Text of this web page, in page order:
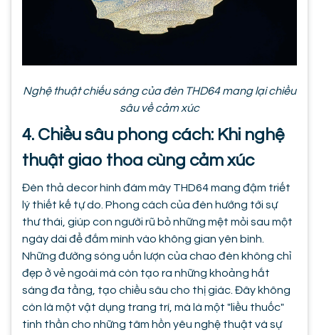
Nghệ thuật chiếu sáng của đèn THD64 mang lại chiều
sâu về cảm xúc
4. Chiều sâu phong cách: Khi nghệ
thuật giao thoa cùng cảm xúc
Đèn thả decor hình đám mây THD64 mang đậm triết
lý thiết kế tự do. Phong cách của đèn hướng tới sự
thư thái, giúp con người rũ bỏ những mệt mỏi sau một
ngày dài để đắm mình vào không gian yên bình.
Những đường sóng uốn lượn của chao đèn không chỉ
đẹp ở vẻ ngoài mà còn tạo ra những khoảng hắt
sáng đa tầng, tạo chiều sâu cho thị giác. Đây không
còn là một vật dụng trang trí, mà là một "liều thuốc"
tinh thần cho những tâm hồn yêu nghệ thuật và sự